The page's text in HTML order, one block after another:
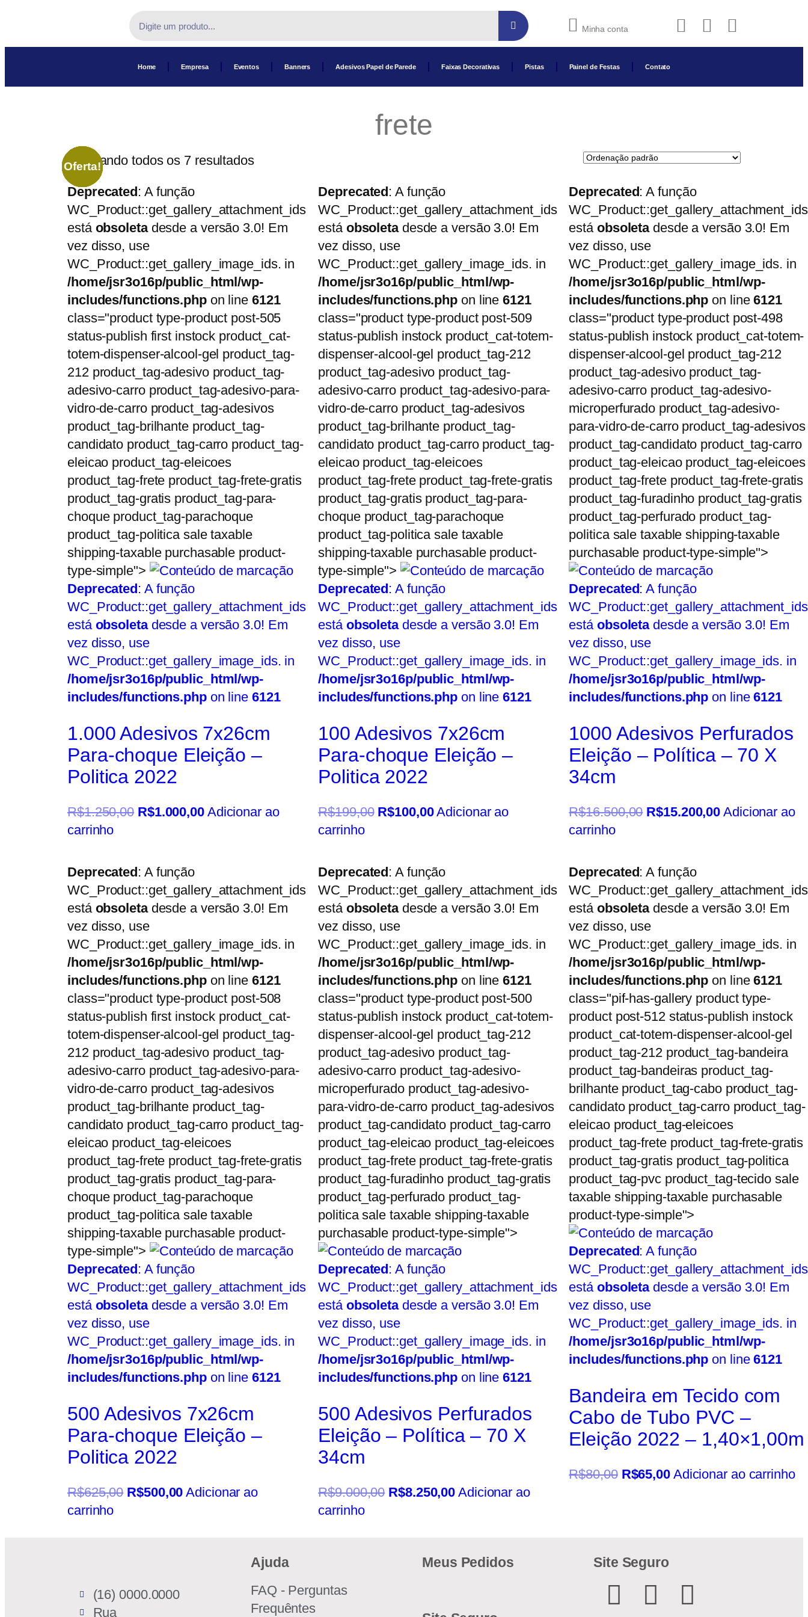
Minha conta
Home Empresa Eventos Banners Adesivos Papel de Parede Faixas Decorativas Pistas Painel de Festas Contato
frete
Mostrando todos os 7 resultados
Deprecated: A função
WC_Product::get_gallery_attachment_ids
está obsoletadesde a versão 3.0! Em
vez disso, use
WC_Product::get_gallery_image_ids. in
/home/jsr3o16p/public_html/wp-
includes/functions.phpon line 6121
class="product type-product post-505
status-publish first instock product_cat-
totem-dispenser-alcool-gel product_tag-
212 product_tag-adesivo product_tag-
adesivo-carro product_tag-adesivo-para-
vidro-de-carro product_tag-adesivos
product_tag-brilhante product_tag-
candidato product_tag-carro product_tag-
eleicao product_tag-eleicoes
product_tag-frete product_tag-frete-gratis
product_tag-gratis product_tag-para-
choque product_tag-parachoque
product_tag-politica sale taxable
shipping-taxable purchasable product-
type-simple">
Oferta!
Deprecated: A função
WC_Product::get_gallery_attachment_ids
está obsoletadesde a versão 3.0! Em
vez disso, use
WC_Product::get_gallery_image_ids. in
/home/jsr3o16p/public_html/wp-
includes/functions.phpon line 6121
1.000 Adesivos 7x26cm
Para-choque Eleição –
Politica 2022
R$1.250,00 R$1.000,00 Adicionar ao
carrinho
Deprecated: A função
WC_Product::get_gallery_attachment_ids
está obsoletadesde a versão 3.0! Em
vez disso, use
WC_Product::get_gallery_image_ids. in
/home/jsr3o16p/public_html/wp-
includes/functions.php on line6121
class="product type-product post-509
status-publish instock product_cat-totem-
dispenser-alcool-gel product_tag-212
product_tag-adesivo product_tag-
adesivo-carro product_tag-adesivo-para-
vidro-de-carro product_tag-adesivos
product_tag-brilhante product_tag-
candidato product_tag-carro product_tag-
eleicao product_tag-eleicoes
product_tag-frete product_tag-frete-gratis
product_tag-gratis product_tag-para-
choque product_tag-parachoque
product_tag-politica sale taxable
shipping-taxable purchasable product-
type-simple">
Oferta!
Deprecated: A função
WC_Product::get_gallery_attachment_ids
está obsoletadesde a versão 3.0! Em
vez disso, use
WC_Product::get_gallery_image_ids. in
/home/jsr3o16p/public_html/wp-
includes/functions.php on line6121
100 Adesivos 7x26cm
Para-choque Eleição –
Politica 2022
R$199,00 R$100,00Adicionar ao
carrinho
Deprecated: A função
WC_Product::get_gallery_attachment_ids
está obsoletadesde a versão 3.0! Em
vez disso, use
WC_Product::get_gallery_image_ids. in
/home/jsr3o16p/public_html/wp-
includes/functions.php on line6121
class="product type-product post-498
status-publish instock product_cat-totem-
dispenser-alcool-gel product_tag-212
product_tag-adesivo product_tag-
adesivo-carro product_tag-adesivo-
microperfurado product_tag-adesivo-
para-vidro-de-carro product_tag-adesivos
product_tag-candidato product_tag-carro
product_tag-eleicao product_tag-eleicoes
product_tag-frete product_tag-frete-gratis
product_tag-furadinho product_tag-gratis
product_tag-perfurado product_tag-
politica sale taxable shipping-taxable
purchasable product-type-simple">
Oferta!
Deprecated: A função
WC_Product::get_gallery_attachment_ids
está obsoletadesde a versão 3.0! Em
vez disso, use
WC_Product::get_gallery_image_ids. in
/home/jsr3o16p/public_html/wp-
includes/functions.php on line6121
1000 Adesivos Perfurados
Eleição – Política – 70 X
34cm
R$16.500,00 R$15.200,00 Adicionar ao
carrinho
Oferta!
Deprecated: A função
WC_Product::get_gallery_attachment_ids
está obsoletadesde a versão 3.0! Em
vez disso, use
WC_Product::get_gallery_image_ids. in
/home/jsr3o16p/public_html/wp-
includes/functions.phpon line 6121
class="product type-product post-508
status-publish first instock product_cat-
totem-dispenser-alcool-gel product_tag-
212 product_tag-adesivo product_tag-
adesivo-carro product_tag-adesivo-para-
vidro-de-carro product_tag-adesivos
product_tag-brilhante product_tag-
candidato product_tag-carro product_tag-
eleicao product_tag-eleicoes
product_tag-frete product_tag-frete-gratis
product_tag-gratis product_tag-para-
choque product_tag-parachoque
product_tag-politica sale taxable
shipping-taxable purchasable product-
type-simple">
Oferta!
Deprecated: A função
WC_Product::get_gallery_attachment_ids
está obsoletadesde a versão 3.0! Em
vez disso, use
WC_Product::get_gallery_image_ids. in
/home/jsr3o16p/public_html/wp-
includes/functions.phpon line 6121
500 Adesivos 7x26cm
Para-choque Eleição –
Politica 2022
R$625,00 R$500,00 Adicionar ao
carrinho
Deprecated: A função
WC_Product::get_gallery_attachment_ids
está obsoletadesde a versão 3.0! Em
vez disso, use
WC_Product::get_gallery_image_ids. in
/home/jsr3o16p/public_html/wp-
includes/functions.php on line6121
class="product type-product post-500
status-publish instock product_cat-totem-
dispenser-alcool-gel product_tag-212
product_tag-adesivo product_tag-
adesivo-carro product_tag-adesivo-
microperfurado product_tag-adesivo-
para-vidro-de-carro product_tag-adesivos
product_tag-candidato product_tag-carro
product_tag-eleicao product_tag-eleicoes
product_tag-frete product_tag-frete-gratis
product_tag-furadinho product_tag-gratis
product_tag-perfurado product_tag-
politica sale taxable shipping-taxable
purchasable product-type-simple">
Oferta!
Deprecated: A função
WC_Product::get_gallery_attachment_ids
está obsoletadesde a versão 3.0! Em
vez disso, use
WC_Product::get_gallery_image_ids. in
/home/jsr3o16p/public_html/wp-
includes/functions.php on line6121
500 Adesivos Perfurados
Eleição – Política – 70 X
34cm
R$9.000,00 R$8.250,00 Adicionar ao
carrinho
Deprecated: A função
WC_Product::get_gallery_attachment_ids
está obsoletadesde a versão 3.0! Em
vez disso, use
WC_Product::get_gallery_image_ids. in
/home/jsr3o16p/public_html/wp-
includes/functions.php on line6121
class="pif-has-gallery product type-
product post-512 status-publish instock
product_cat-totem-dispenser-alcool-gel
product_tag-212 product_tag-bandeira
product_tag-bandeiras product_tag-
brilhante product_tag-cabo product_tag-
candidato product_tag-carro product_tag-
eleicao product_tag-eleicoes
product_tag-frete product_tag-frete-gratis
product_tag-gratis product_tag-politica
product_tag-pvc product_tag-tecido sale
taxable shipping-taxable purchasable
product-type-simple">
Oferta!
Deprecated: A função
WC_Product::get_gallery_attachment_ids
está obsoletadesde a versão 3.0! Em
vez disso, use
WC_Product::get_gallery_image_ids. in
/home/jsr3o16p/public_html/wp-
includes/functions.php on line6121
Bandeira em Tecido com
Cabo de Tubo PVC –
Eleição 2022 – 1,40×1,00m
R$80,00 R$65,00 Adicionar ao carrinho
(16) 0000.0000
Rua
Ajuda
FAQ - Perguntas
Frequêntes
Meus Pedidos Site Seguro